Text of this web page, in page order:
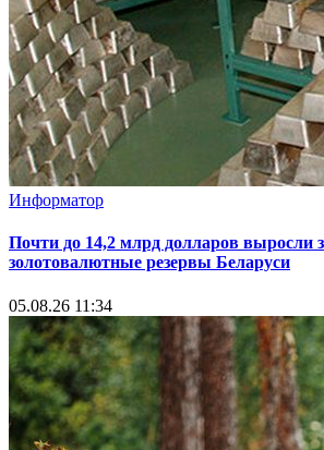
Информатор
Почти до 14,2 млрд долларов выросли
золотовалютные резервы Беларуси
05.08.26 11:34